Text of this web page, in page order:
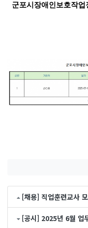
군포시장애인보호작업
[채용] 직업훈련교사
[공시] 2025년 6월 업